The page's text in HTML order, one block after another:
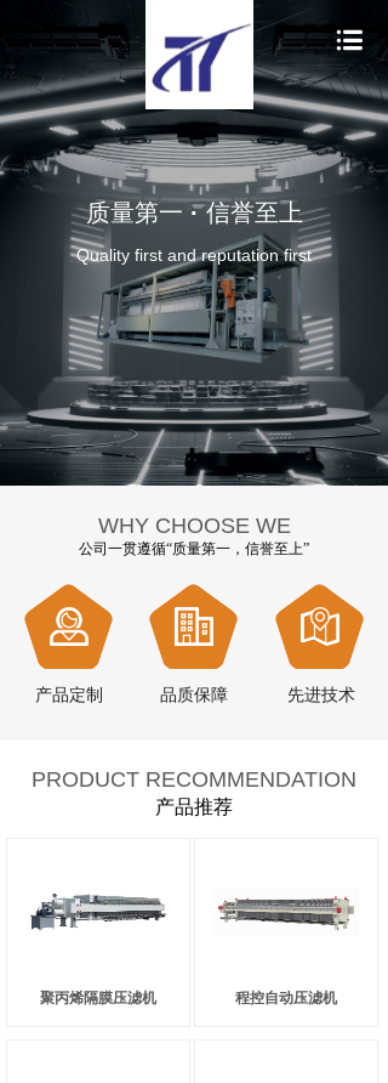
质量第一 ·信誉至上
Quality first and reputation first
WHY CHOOSE WE
公司一贯遵循“质量第一，信誉至上”
品质保障 先进技术
产品定制
PRODUCT RECOMMENDATION
产品推荐
聚丙烯隔膜压滤机 程控自动压滤机